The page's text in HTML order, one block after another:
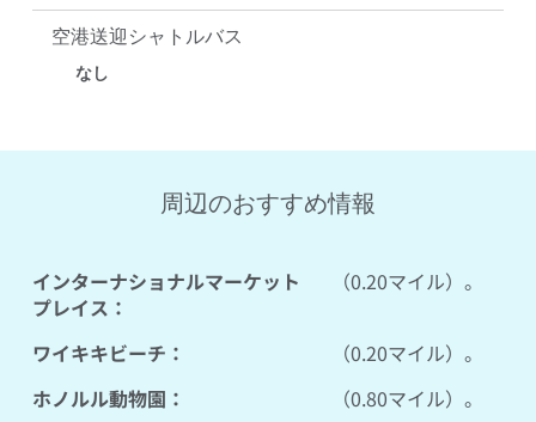
空港送迎シャトルバス
なし
周辺のおすすめ情報
インターナショナルマーケット
プレイス：
（0.20マイル）。
ワイキキビーチ：
（0.20マイル）。
ホノルル動物園：
（0.80マイル）。